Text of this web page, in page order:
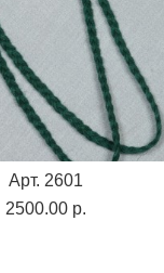
Арт. 2601
2500.00 p.